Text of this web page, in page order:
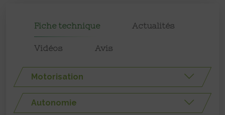
Fiche technique Actualités
Vidéos Avis
Motorisation
Autonomie